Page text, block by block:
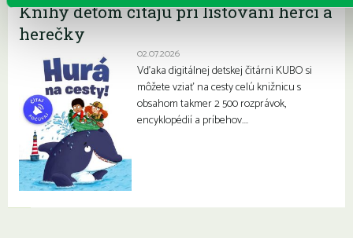
Knihy deťom čítajú pri listovaní herci a
herečky
02.07.2026
Vďaka digitálnej detskej čitárni KUBO si
môžete vziať na cesty celú knižnicu s
obsahom takmer 2 500 rozprávok,
encyklopédií a príbehov….